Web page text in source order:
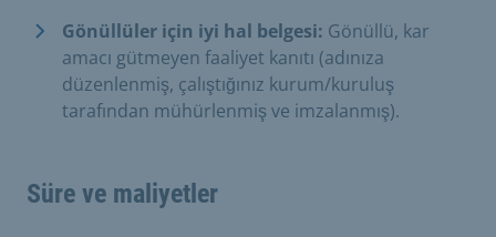
Gönüllüler için iyi hal belgesi: Gönüllü, kar
amacı gütmeyen faaliyet kanıtı (adınıza
düzenlenmiş, çalıştığınız kurum/kuruluş
tarafından mühürlenmiş ve imzalanmış).
Süre ve maliyetler